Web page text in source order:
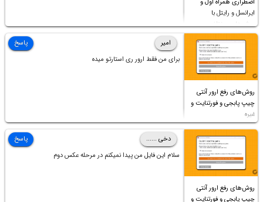
اضطراری همراه اول و
ایرانسل و رایتل با
روش‌های مختلف
روش‌های رفع ارور آنتی
چیپ پابجی و فورتنایت و
غیره
امیر
برای من فقط ارور ری استارتو میده
پاسخ
روش‌های رفع ارور آنتی
چیپ پابجی و فورتنایت و
دخی ......
سلام این فایل من پیدا نمیکنم در مرحله عکس دوم
پاسخ